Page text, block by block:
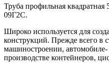
Труба профильная
09Г2С.
Широко используется для
конструкций. Прежде всего в
машиностроении,
производстве контейнеров,